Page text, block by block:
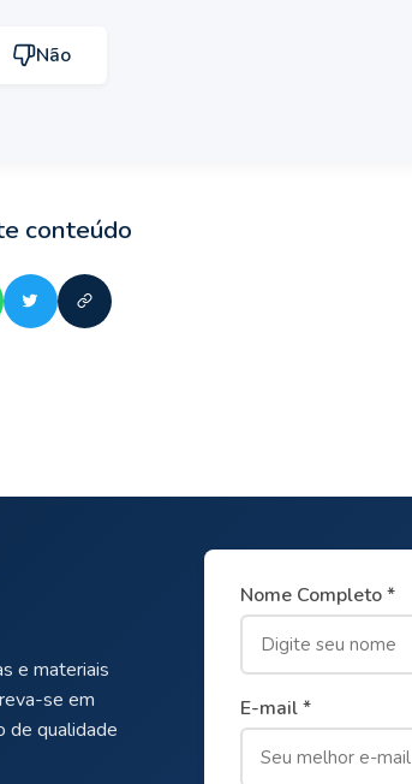
Não
conteúdo
e materiais
se em
de qualidade
Nome Completo *
E-mail *